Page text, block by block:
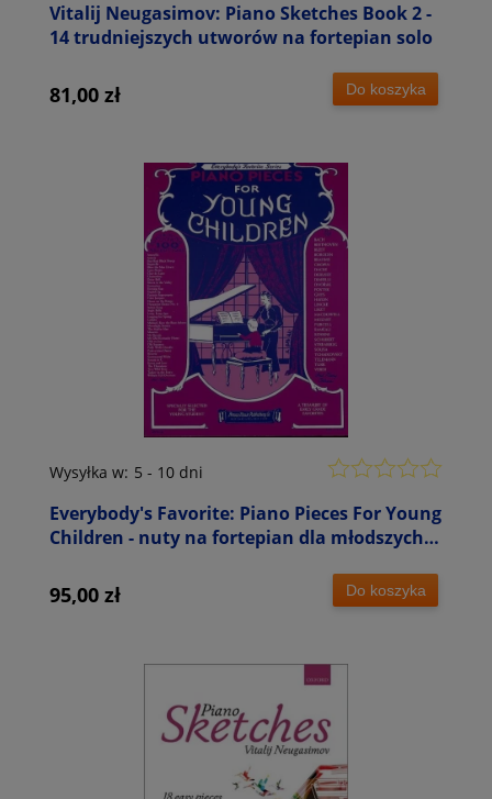
Vitalij Neugasimov: Piano Sketches Book 2 -
14 trudniejszych utworów na fortepian solo
81,00 zł Do koszyka
Everybody's Favorite: Piano Pieces For Young
Children - nuty na fortepian dla młodszych
Wysyłka w: 5 - 10 dni
95,00 zł Do koszyka